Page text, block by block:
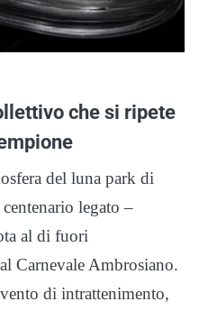
che si ripete
del luna park di
legato –
al di fuori
Carnevale Ambrosiano.
di intrattenimento,